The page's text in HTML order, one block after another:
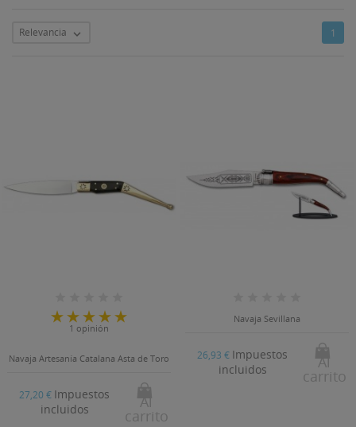
Relevancia  1
1 opinión
Navaja Artesanía Catalana Asta de Toro
27,20 € Impuestos
incluidos
Al
carrito
Navaja Sevillana
26,93 € Impuestos
incluidos
Al
carrito